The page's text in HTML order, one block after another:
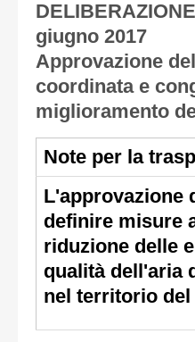
giugno 2017
Approvazione
coordinata e
miglioramento
Note per la
L'approvazione
definire misure
riduzione delle
qualità dell'aria
nel territorio del